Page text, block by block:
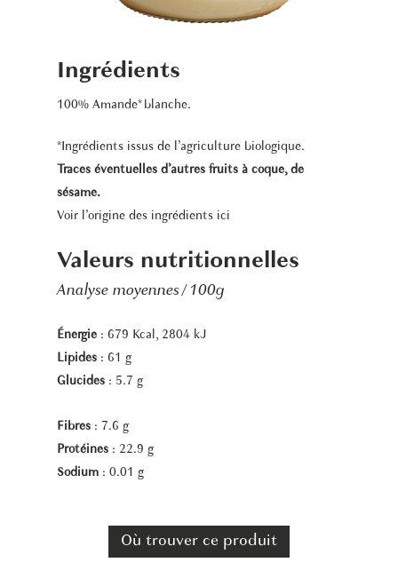
Ingrédients
100% Amande* blanche.
*Ingrédients issus de l’agriculture biologique.
Traces éventuelles d’autres fruits à coque, de
sésame.
Voir l’origine des ingrédients ici
Valeurs nutritionnelles
Analyse moyennes / 100g
Énergie : 679 Kcal, 2804 kJ
Lipides : 61 g
Glucides : 5.7 g
Fibres : 7.6 g
Protéines : 22.9 g
Sodium : 0.01 g
Où trouver ce produit